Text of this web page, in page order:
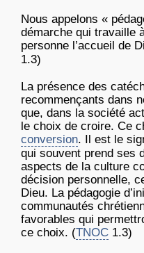
Nous appelons «
démarche qui travaille
personne l’accueil de
1.3)
La présence des
recommençants dans
que, dans la société
le choix de croire. Ce
conversion. Il est le
qui souvent prend ses
aspects de la culture
décision personnelle,
Dieu. La pédagogie
communautés
favorables qui
ce choix. (TNOC 1.3)